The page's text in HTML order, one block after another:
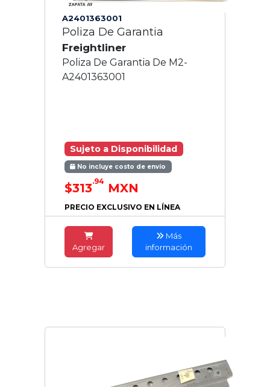
A2401363001
Poliza De Garantia
Freightliner
Poliza De Garantia De M2-
A2401363001
Sujeto a Disponibilidad
No incluye costo de envío
$313.94 MXN
PRECIO EXCLUSIVO EN LÍNEA
Agregar
Más
información